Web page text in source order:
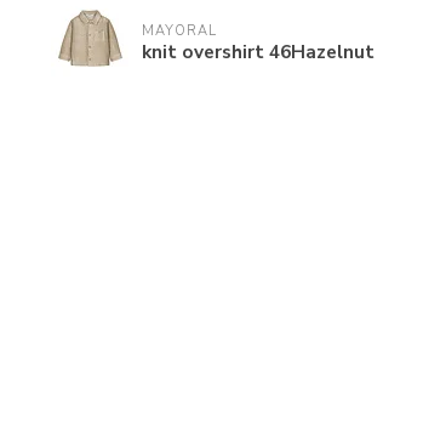
MAYORAL
knit overshirt 46Hazelnut